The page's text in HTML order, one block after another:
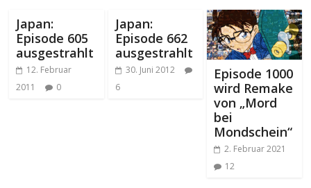
Japan:
Episode 605
ausgestrahlt
12. Februar
2011
0
Japan:
Episode 662
ausgestrahlt
30. Juni 2012
6
Episode 1000
wird Remake
von „Mord
bei
Mondschein“
2. Februar 2021
12